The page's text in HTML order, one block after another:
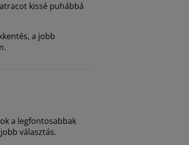
kissé puhábbá
a jobb
a legfontosabbak
választás.